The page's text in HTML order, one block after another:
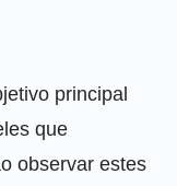
principal
que
observar estes